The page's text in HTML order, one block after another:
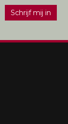
Schrijf mij in